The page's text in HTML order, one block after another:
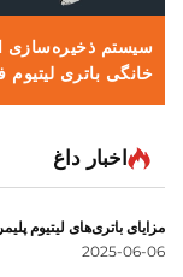
سیستم ذخیره‌سازی
خانگی باتری
اخبار داغ
مزایای باتری‌های لیتیوم
2025-06-06